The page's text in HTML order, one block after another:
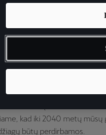
ir
automobilių salonuose mes
kad iki 2040 metų
būtų perdirbamos.